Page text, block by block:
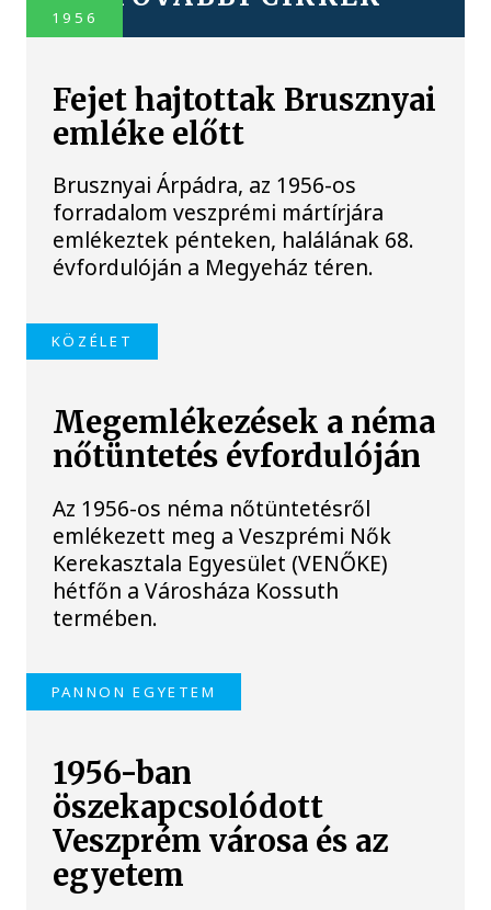
1956
Fejet hajtottak Brusznyai
emléke előtt
Brusznyai Árpádra, az 1956-os
forradalom veszprémi mártírjára
emlékeztek pénteken, halálának 68.
évfordulóján a Megyeház téren.
KÖZÉLET
Megemlékezések a néma
nőtüntetés évfordulóján
Az 1956-os néma nőtüntetésről
emlékezett meg a Veszprémi Nők
Kerekasztala Egyesület (VENŐKE)
hétfőn a Városháza Kossuth
termében.
PANNON EGYETEM
1956-ban
öszekapcsolódott
Veszprém városa és az
egyetem